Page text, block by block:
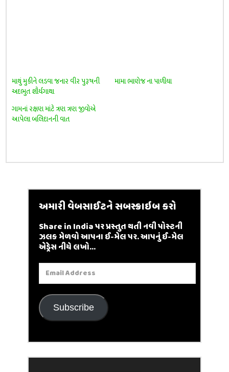
માથું મુકીને લડવા જનાર વીર પુરૂષની
અદભુત શૌર્યગાથા
મામા ભાણેજ ના પાળીયા
ગામનાં રક્ષણ માંટે ત્રણ ત્રણ જીવોએ
આપેલા બલિદાનની વાત
અમારી વેબસાઈટને સબસ્ક્રાઇબ કરો
Share in India પર પ્રસ્તુત થતી નવી પોસ્ટની
ઝલક મેળવો આપના ઈ-મેલ પર. આપનું ઈ-મેલ
એડ્રેસ નીચે લખો...
Email
Address
Subscribe